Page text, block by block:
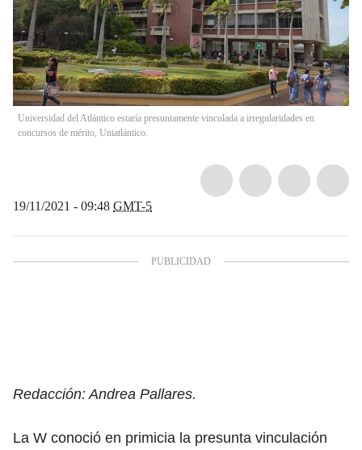
Universidad del Atlántico estaría presuntamente vinculada a irregularidades en
concursos de mérito, Uniatlántico.
19/11/2021 - 09:48 GMT-5
Redacción: Andrea Pallares.
La W conoció en primicia la presunta vinculación